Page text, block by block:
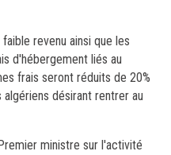
revenu ainsi que les
d'hébergement liés au
frais seront réduits de 20%
désirant rentrer au
ministre sur l'activité